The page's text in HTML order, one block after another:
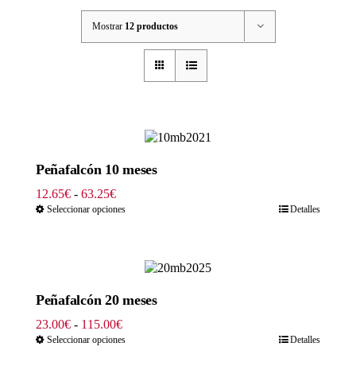
Mostrar 12 productos
Peñafalcón 10 meses
12.65€ - 63.25€Rango
de
Seleccionar opciones Detalles
Peñafalcón 20 meses
23.00€ - 115.00€Rango
de
Seleccionar opciones Detalles